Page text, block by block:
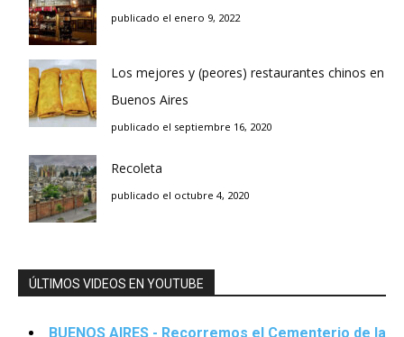
publicado el enero 9, 2022
Los mejores y (peores) restaurantes chinos en
Buenos Aires
publicado el septiembre 16, 2020
Recoleta
publicado el octubre 4, 2020
ÚLTIMOS VIDEOS EN YOUTUBE
BUENOS AIRES - Recorremos el Cementerio de la